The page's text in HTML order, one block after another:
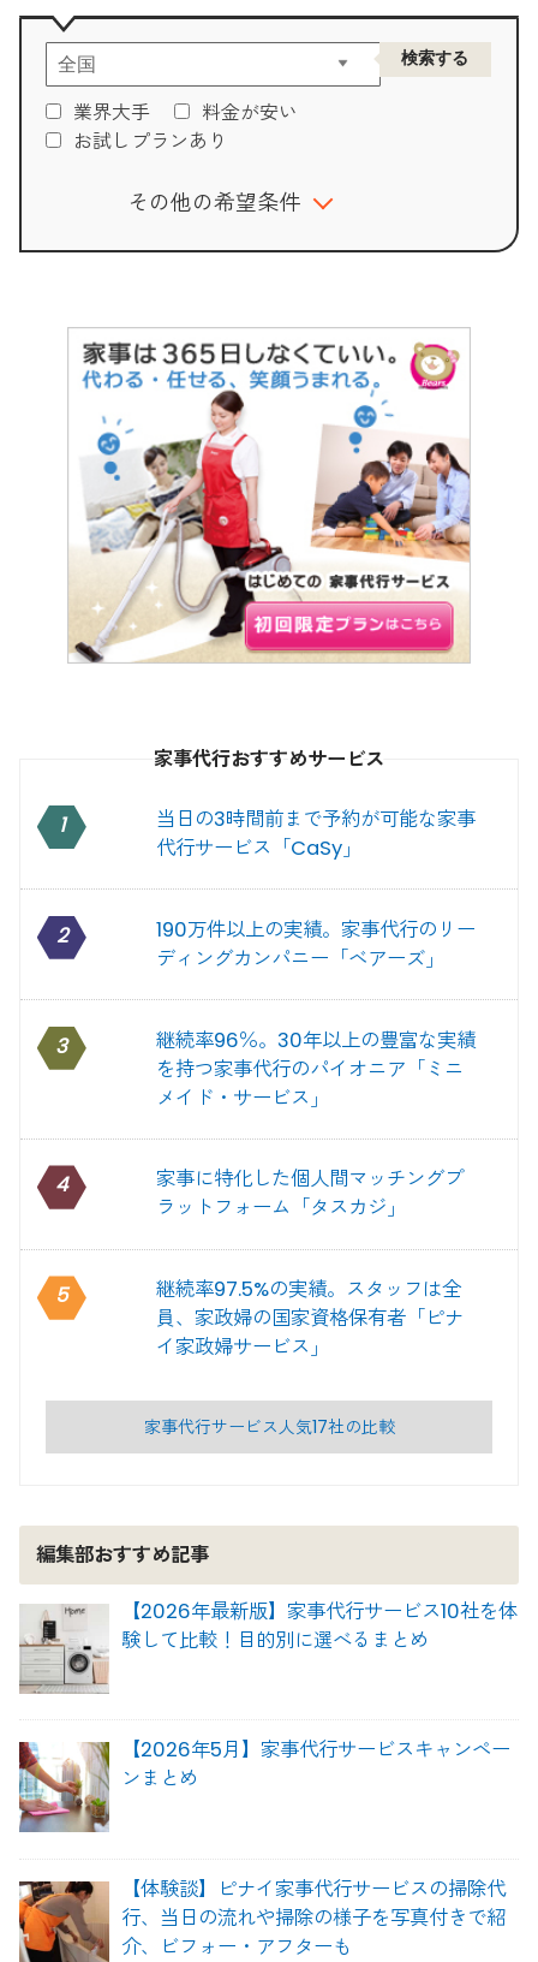
業界大手
料金が安い
お試しプランあり
その他の希望条件
家事代行おすすめサービス
1
当日の3時間前まで予約が可能な家事
代行サービス「CaSy」
2
190万件以上の実績。家事代行のリー
ディングカンパニー「ベアーズ」
3
継続率96％。30年以上の豊富な実績
を持つ家事代行のパイオニア「ミニ
メイド・サービス」
4
家事に特化した個人間マッチングプ
ラットフォーム「タスカジ」
5
継続率97.5%の実績。スタッフは全
員、家政婦の国家資格保有者「ピナ
イ家政婦サービス」
家事代行サービス人気17社の比較
編集部おすすめ記事
【2026年最新版】家事代行サービス10社を体
験して比較！目的別に選べるまとめ
【2026年5月】家事代行サービスキャンペー
ンまとめ
【体験談】ピナイ家事代行サービスの掃除代
行、当日の流れや掃除の様子を写真付きで紹
介、ビフォー・アフターも